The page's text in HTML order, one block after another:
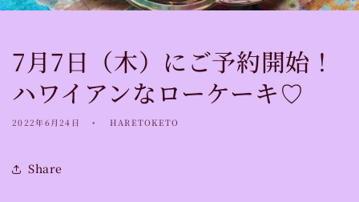
7月7日（木）にご予約開始！
ハワイアンなローケーキ♡
2022年6月24日 HARETOKETO
Share